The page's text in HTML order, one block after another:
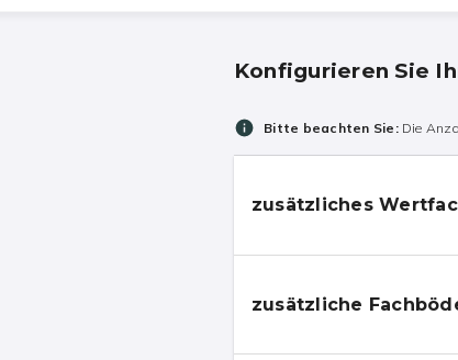
Konfigurieren Sie
Bitte beachten Sie:Die
zusätzliches
zusätzliche